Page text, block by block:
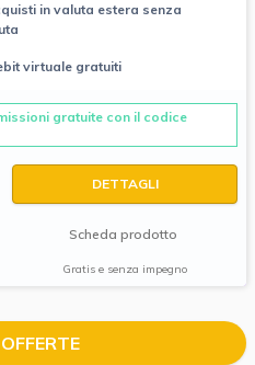
in valuta estera senza
virtuale gratuiti
gratuite con il codice
DETTAGLI
Scheda prodotto
Gratis e senza impegno